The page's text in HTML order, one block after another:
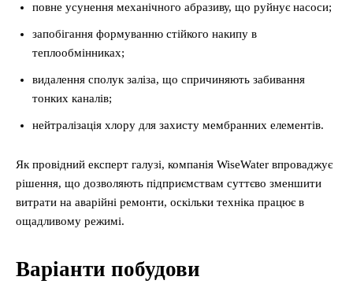
повне усунення механічного абразиву, що руйнує насоси;
запобігання формуванню стійкого накипу в
теплообмінниках;
видалення сполук заліза, що спричиняють забивання
тонких каналів;
нейтралізація хлору для захисту мембранних елементів.
Як провідний експерт галузі, компанія WiseWater впроваджує
рішення, що дозволяють підприємствам суттєво зменшити
витрати на аварійні ремонти, оскільки техніка працює в
ощадливому режимі.
Варіанти побудови